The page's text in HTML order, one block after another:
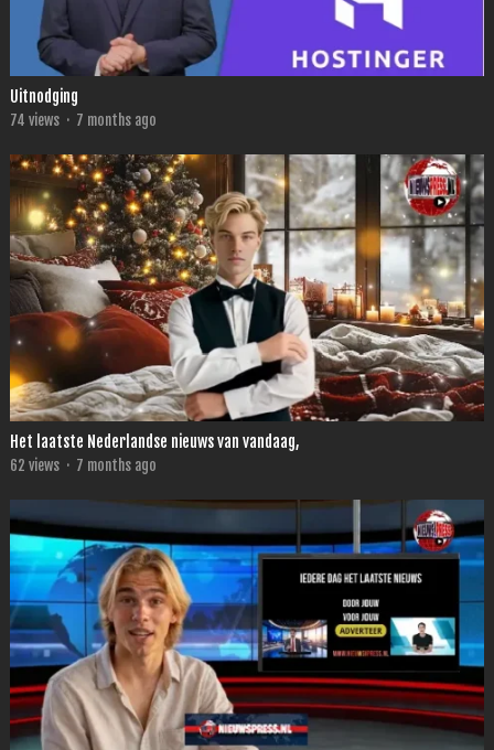
Uitnodging
74 views · 7 months ago
Het laatste Nederlandse nieuws van vandaag,
62 views · 7 months ago